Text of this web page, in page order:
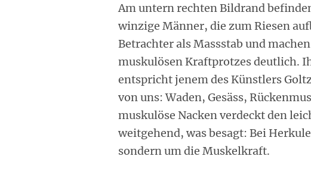
Am untern rechten Bildrand
winzige Männer, die zum Riesen
Betrachter als Massstab und
muskulösen Kraftprotzes deutlich.
entspricht jenem des Künstlers
von uns: Waden, Gesäss,
muskulöse Nacken verdeckt den
weitgehend, was besagt: Bei
sondern um die Muskelkraft.